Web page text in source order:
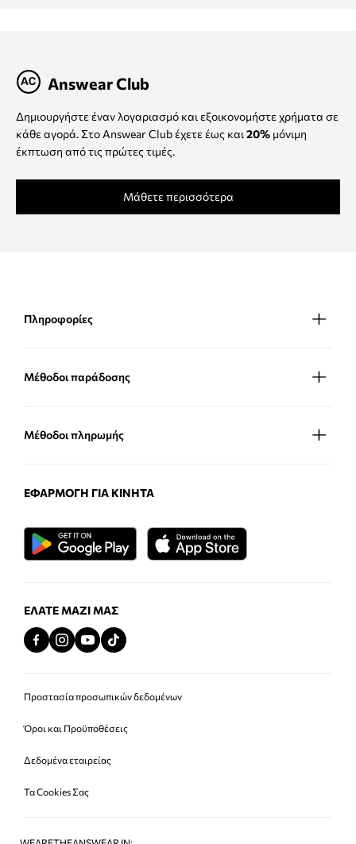
Answear Club
Δημιουργήστε έναν λογαριασμό και εξοικονομήστε χρήματα σε
κάθε αγορά. Στο Answear Club έχετε έως και20% μόνιμη
έκπτωση από τις πρώτες τιμές.
Μάθετε περισσότερα
Πληροφορίες
Μέθοδοι παράδοσης
Μέθοδοι πληρωμής
ΕΦΑΡΜΟΓΉ ΓΙΑ ΚΙΝΗΤΆ
ΕΛΆΤΕ ΜΑΖΊ ΜΑΣ
Προστασία προσωπικών δεδομένων
Όροι και Προϋποθέσεις
Δεδομένα εταιρείας
Τα Cookies Σας